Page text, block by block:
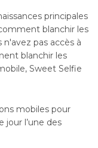
principales
blanchir les
pas accès à
blanchir les
Sweet Selfie
mobiles pour
jour l’une des